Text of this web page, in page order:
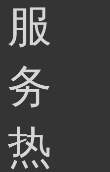
服
务
热